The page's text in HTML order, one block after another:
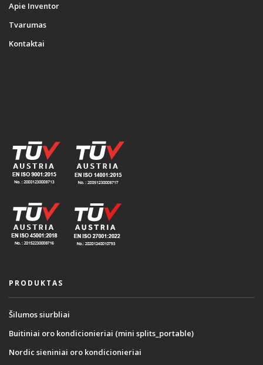
Apie Inventor
Tvarumas
Kontaktai
PRODUKTAS
Šilumos siurbliai
Buitiniai oro kondicionieriai (mini splits_portable)
Nordic sieniniai oro kondicionieriai